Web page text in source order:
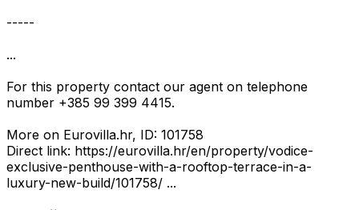
-----
...
For this property contact our agent on telephone
number +385 99 399 4415.
More on Eurovilla.hr, ID: 101758
Direct link: https://eurovilla.hr/en/property/vodice-
exclusive-penthouse-with-a-rooftop-terrace-in-a-
luxury-new-build/101758/ ...